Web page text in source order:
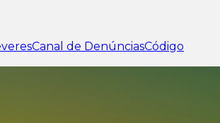
Canal de DenúnciasCódigo